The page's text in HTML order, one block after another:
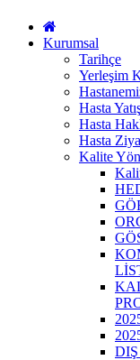
Kurumsal
Tarihçe
Yerleşim
Hasta
Hasta
Hasta
Kalite